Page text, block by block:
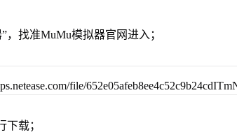
，找准MuMu模拟器官网进入；
下载；